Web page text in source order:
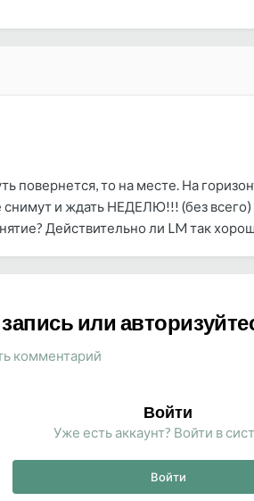
повернется, то на месте. На
и ждать НЕДЕЛЮ!!! (без всего)
Действительно ли LM так
или
комментарий
Войти
Уже есть аккаунт? Войти в
Войти